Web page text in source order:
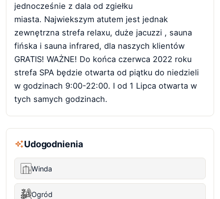
jednocześnie z dala od zgiełku
miasta. Najwiekszym atutem jest jednak
zewnętrzna strefa relaxu, duże jacuzzi , sauna
fińska i sauna infrared, dla naszych klientów
GRATIS! WAŻNE! Do końca czerwca 2022 roku
strefa SPA będzie otwarta od piątku do niedzieli
w godzinach 9:00-22:00. I od 1 Lipca otwarta w
tych samych godzinach.
Udogodnienia
Winda
Ogród